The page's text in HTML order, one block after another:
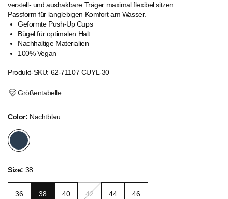
verstell- und aushakbare Träger maximal flexibel sitzen.
Passform für langlebigen Komfort am Wasser.
Geformte Push-Up Cups
Bügel für optimalen Halt
Nachhaltige Materialien
100% Vegan
Produkt-SKU: 62-71107 CUYL-30
Größentabelle
Color: Nachtblau
Size: 38
36 38 40 42 44 46